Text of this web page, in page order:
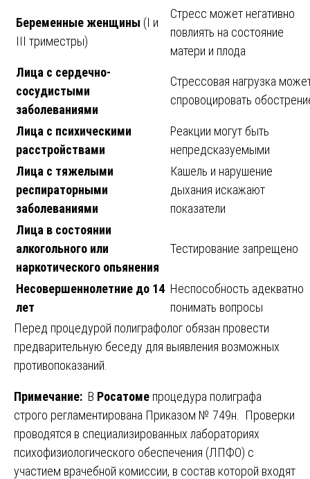
Беременные женщины (I и
III триместры)
Стресс может негативно
повлиять на состояние
матери и плода
Лица с сердечно-
сосудистыми
заболеваниями
Стрессовая нагрузка
спровоцировать
Лица с психическими
расстройствами
Реакции могут быть
непредсказуемыми
Лица с тяжелыми
респираторными
заболеваниями
Кашель и нарушение
дыхания искажают
показатели
Лица в состоянии
алкогольного или
наркотического опьянения
Тестирование запрещено
Несовершеннолетние до 14
лет
Неспособность адекватно
понимать вопросы
Перед процедурой полиграфолог обязан провести
предварительную беседу для выявления возможных
противопоказаний.
Примечание: В Росатоме процедура полиграфа
строго регламентирована Приказом № 749н. Проверки
проводятся в специализированных лабораториях
психофизиологического обеспечения (ЛПФО) с
участием врачебной комиссии, в состав которой входят